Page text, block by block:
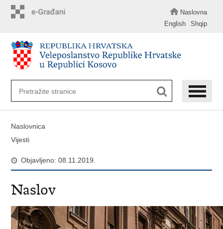
Naslovna
English
Shqip
Naslovnica
Vijesti
Objavljeno: 08.11.2019.
Naslov